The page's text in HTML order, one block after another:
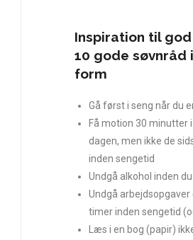
Inspiration til god
10 gode søvnråd
form
Gå først i seng når du
Få motion 30 minutter
dagen, men ikke de
inden sengetid
Undgå alkohol inden
Undgå arbejdsopgaver
timer inden sengetid
Læs i en bog (papir)